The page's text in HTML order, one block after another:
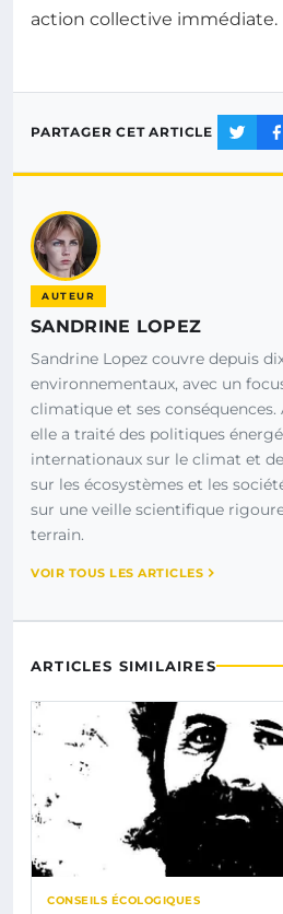
action collective immédiate.
PARTAGER CET ARTICLE
AUTEUR
SANDRINE LOPEZ
Sandrine Lopez couvre depuis
environnementaux, avec un
climatique et ses conséquences.
elle a traité des politiques
internationaux sur le climat et
sur les écosystèmes et les
sur une veille scientifique
terrain.
VOIR TOUS LES ARTICLES
ARTICLES SIMILAIRES
CONSEILS ÉCOLOGIQUES